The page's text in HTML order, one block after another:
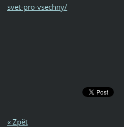
svet-pro-vsechny/
« Zpět